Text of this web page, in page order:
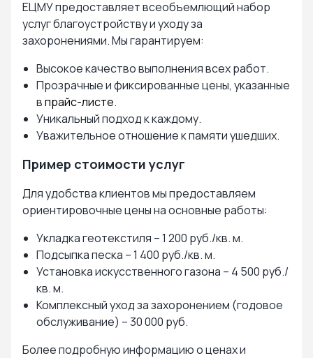
ЕЦМУ предоставляет всеобъемлющий набор
услуг благоустройству и уходу за
захоронениями. Мы гарантируем:
Высокое качество выполнения всех работ.
Прозрачные и фиксированные цены, указанные
впрайс-листе.
Уникальный подход к каждому.
Уважительное отношение к памяти ушедших.
Пример стоимости услуг
Для удобства клиентов мы предоставляем
ориентировочные цены на основные работы:
Укладка геотекстиля – 1 200 руб./кв. м.
Подсыпка песка – 1 400 руб./кв. м.
Установка искусственного газона – 4 500 руб./
кв. м.
Комплексный уход за захоронением (годовое
обслуживание) – 30 000 руб.
Более подробную информацию о ценах и